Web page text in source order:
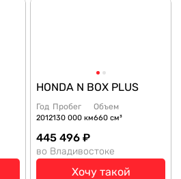
HONDA N BOX PLUS
Год
2012
Пробег
130 000 км
Объем
660 см³
445 496 ₽
во Владивостоке
Хочу такой